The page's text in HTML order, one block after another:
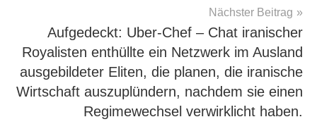
Nächster Beitrag
Aufgedeckt: Uber-Chef – Chat iranischer
Royalisten enthüllte ein Netzwerk im Ausland
ausgebildeter Eliten, die planen, die iranische
Wirtschaft auszuplündern, nachdem sie einen
Regimewechsel verwirklicht haben.